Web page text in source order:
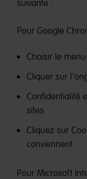
suivante :
Pour Google
Choisir le menu
Cliquer sur
Confidentialité
sites
Cliquez sur
conviennent
Pour Microsoft